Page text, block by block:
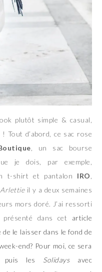
plutôt simple & casual,
Tout d’abord, ce sac rose
, un sac bourse
je dois, par exemple,
t-shirt et pantalon IRO,
Arlettieil y a deux semaines
mors doré. J’ai ressorti
présenté dans cet article
le laisser dans le fond de
end? Pour moi, ce sera
les Solidaysavec